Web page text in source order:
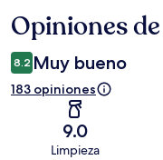
Opiniones
Opiniones
8.2 Muy bueno
183 opiniones
9.0
Limpieza